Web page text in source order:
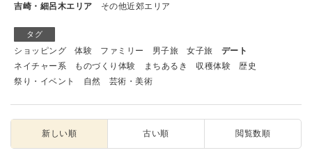
吉崎・細呂木エリア
その他近郊エリア
タグ
ショッピング 体験 ファミリー 男子旅 女子旅
デート
ネイチャー系
ものづくり体験 まちあるき 収穫体験
歴史
祭り・イベント
自然 芸術・美術
新しい順 古い順 閲覧数順